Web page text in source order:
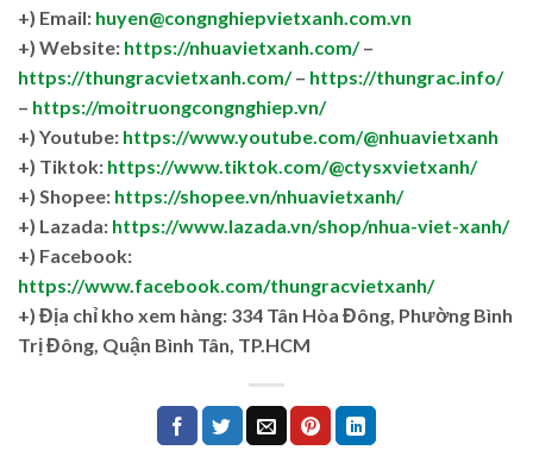
+) Email: huyen@congnghiepvietxanh.com.vn
+) Website: https://nhuavietxanh.com/–
https://thungracvietxanh.com/– https://thungrac.info/
– https://moitruongcongnghiep.vn/
+) Youtube: https://www.youtube.com/@nhuavietxanh
+) Tiktok: https://www.tiktok.com/@ctysxvietxanh/
+) Shopee: https://shopee.vn/nhuavietxanh/
+) Lazada: https://www.lazada.vn/shop/nhua-viet-xanh/
+) Facebook:
https://www.facebook.com/thungracvietxanh/
+) Địa chỉ kho xem hàng: 334 Tân Hòa Đông, Phường Bình
Trị Đông, Quận Bình Tân, TP.HCM